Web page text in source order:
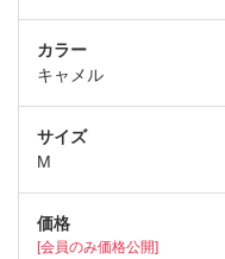
キャメル
M
[会員のみ価格公開]